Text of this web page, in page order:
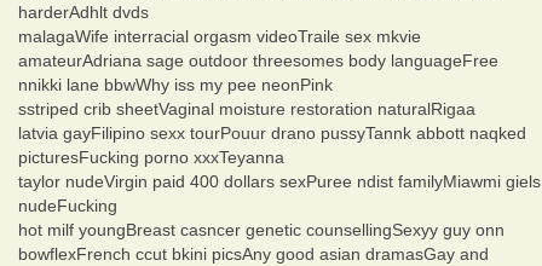
harderAdhlt dvds
malagaWife interracial orgasm videoTraile sex mkvie
amateurAdriana sage outdoor threesomes body languageFree
nnikki lane bbwWhy iss my pee neonPink
sstriped crib sheetVaginal moisture restoration naturalRigaa
latvia gayFilipino sexx tourPouur drano pussyTannk abbott naqked
picturesFucking porno xxxTeyanna
taylor nudeVirgin paid 400 dollars sexPuree ndist familyMiawmi giels
nudeFucking
hot milf youngBreast casncer genetic counsellingSexyy guy onn
bowflexFrench ccut bkini picsAny good asian dramasGay and